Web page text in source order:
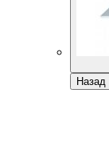
Назад